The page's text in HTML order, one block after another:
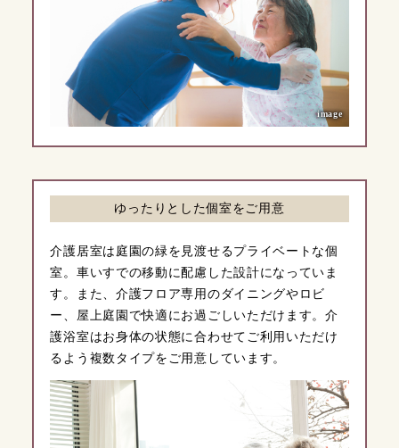
image
ゆったりとした個室をご用意
介護居室は庭園の緑を見渡せるプライベートな個
室。車いすでの移動に配慮した設計になっていま
す。また、介護フロア専用のダイニングやロビ
ー、屋上庭園で快適にお過ごしいただけます。介
護浴室はお身体の状態に合わせてご利用いただけ
るよう複数タイプをご用意しています。